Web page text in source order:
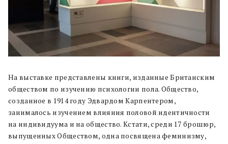
На выставке представлены книги, изданные Британским
обществом по изучению психологии пола. Общество,
созданное в 1914 году Эдвардом Карпентером,
занималось изучением влияния половой идентичности
на индивидуума и на общество. Кстати, среди 17 брошюр,
выпущенных Обществом, одна посвящена феминизму,